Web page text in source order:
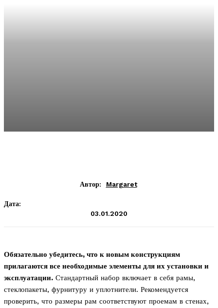
Автор: Margaret
Дата:
03.01.2020
Обязательно убедитесь, что к новым конструкциям
прилагаются все необходимые элементы для их установки и
эксплуатации. Стандартный набор включает в себя рамы,
стеклопакеты, фурнитуру и уплотнители. Рекомендуется
проверить, что размеры рам соответствуют проемам в стенах,